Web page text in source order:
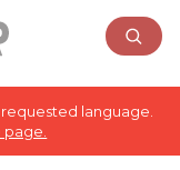
language.